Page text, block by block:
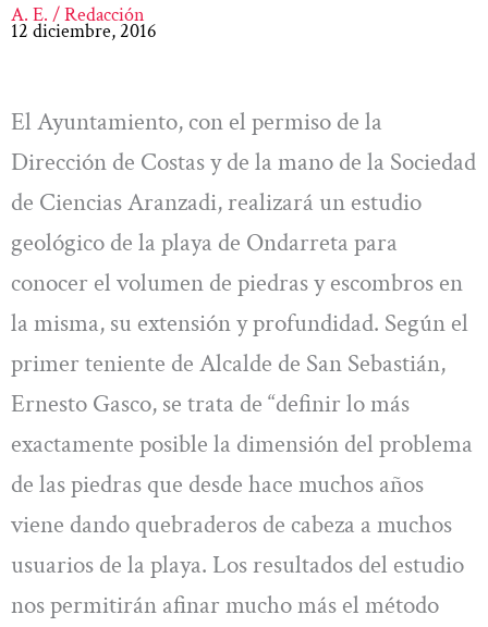
A. E. / Redacción
12 diciembre, 2016
El Ayuntamiento, con el permiso de la
Dirección de Costas y de la mano de la Sociedad
de Ciencias Aranzadi, realizará un estudio
geológico de la playa de Ondarreta para
conocer el volumen de piedras y escombros en
la misma, su extensión y profundidad. Según el
primer teniente de Alcalde de San Sebastián,
Ernesto Gasco, se trata de “definir lo más
exactamente posible la dimensión del problema
de las piedras que desde hace muchos años
viene dando quebraderos de cabeza a muchos
usuarios de la playa. Los resultados del estudio
nos permitirán afinar mucho más el método